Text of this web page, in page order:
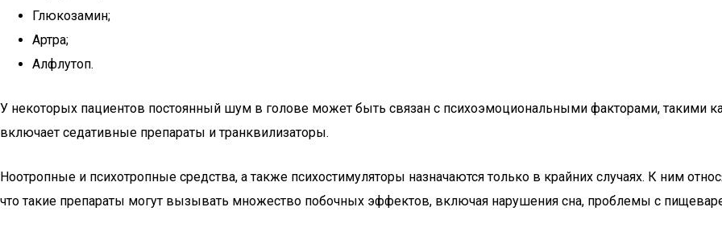
Глюкозамин;
Артра;
Алфлутоп.
У некоторых пациентов постоянный шум в голове может быть связан с психоэмоциональными факторами, такими
включает седативные препараты и транквилизаторы.
Ноотропные и психотропные средства, а также психостимуляторы назначаются только в крайних случаях. К ним
что такие препараты могут вызывать множество побочных эффектов, включая нарушения сна, проблемы с